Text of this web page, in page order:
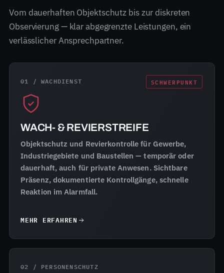
Vom dauerhaften Objektschutz bis zur diskreten
Observierung — klar abgegrenzte Leistungen, ein
verlässlicher Ansprechpartner.
SCHWERPUNKT
01 / WACHDIENST
WACH- & REVIERSTREIFE
Objektschutz und Revierkontrolle für Gewerbe,
Industriegebiete und Baustellen — temporär oder
dauerhaft, auch für private Anwesen. Sichtbare
Präsenz, dokumentierte Kontrollgänge, schnelle
Reaktion im Alarmfall.
MEHR ERFAHREN
02 / PERSONENSCHUTZ